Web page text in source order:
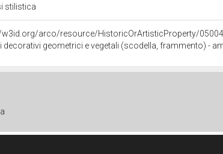
stilistica
w3id.org/arco/resource/HistoricOrArtisticProperty/
decorativi geometrici e vegetali (scodella, frammento) -